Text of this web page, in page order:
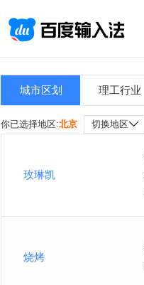
城市区划 理工行业
你已选择地区:北京 切换地区
玫琳凯
烧烤